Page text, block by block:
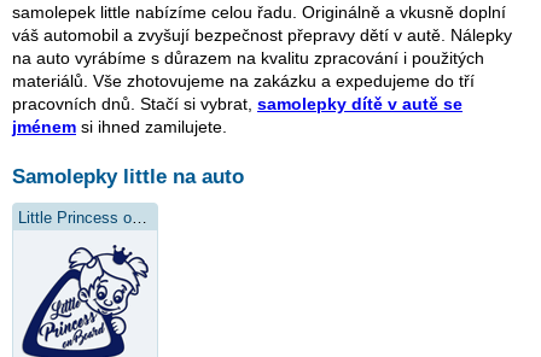
samolepek little nabízíme celou řadu. Originálně a vkusně doplní
váš automobil a zvyšují bezpečnost přepravy dětí v autě. Nálepky
na auto vyrábíme s důrazem na kvalitu zpracování i použitých
materiálů. Vše zhotovujeme na zakázku a expedujeme do tří
pracovních dnů. Stačí si vybrat, samolepky dítě v autě se
jménem si ihned zamilujete.
Samolepky little na auto
Little Princess on Board